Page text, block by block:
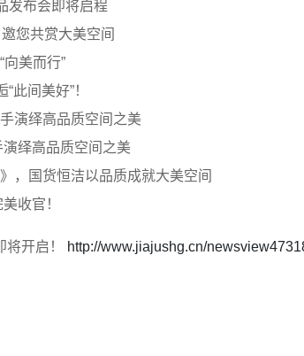
发布会即将启程
您共赏大美空间
美而行”
此间美好”！
演绎高品质空间之美
绎高品质空间之美
，国货恒洁以品质成就大美空间
收官！
开启！
http://www.jiajushg.cn/